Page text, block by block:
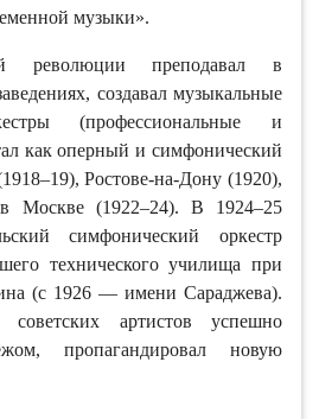
музыки».
революции преподавал в
создавал музыкальные
(профессиональные и
как оперный и симфонический
Ростове-на-Дону (1920),
Москве (1922–24). В 1924–25
симфонический оркестр
технического училища при
(с 1926 — имени Сараджева).
артистов успешно
пропагандировал новую